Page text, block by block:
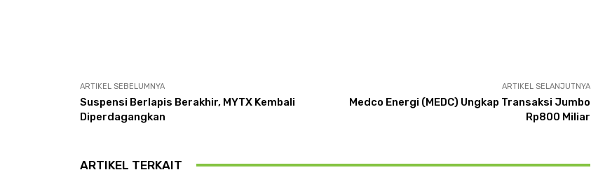
ARTIKEL SEBELUMNYA
Suspensi Berlapis Berakhir, MYTX Kembali
Diperdagangkan
ARTIKEL SELANJUTNYA
Medco Energi (MEDC) Ungkap Transaksi Jumbo
Rp800 Miliar
ARTIKEL TERKAIT